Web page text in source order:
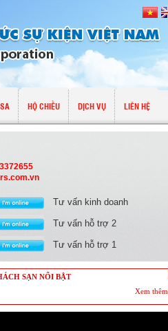
HỘ CHIẾU DỊCH VỤ LIÊN HỆ
Tư vấn kinh doanh
Tư vấn hỗ trợ 2
Tư vấn hỗ trợ 1
SẠN NỔI BẬT
Xem thêm